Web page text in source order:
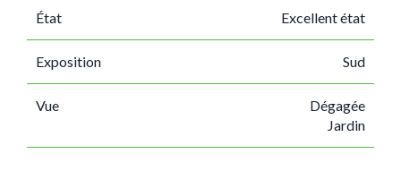
État Excellent état
Exposition Sud
Vue
Dégagée
Jardin